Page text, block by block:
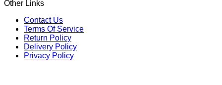
Other Links
Contact Us
Terms Of Service
Return Policy
Delivery Policy
Privacy Policy